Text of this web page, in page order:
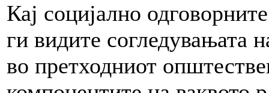
Кај социјално
ги видите согледувањата
во претходниот